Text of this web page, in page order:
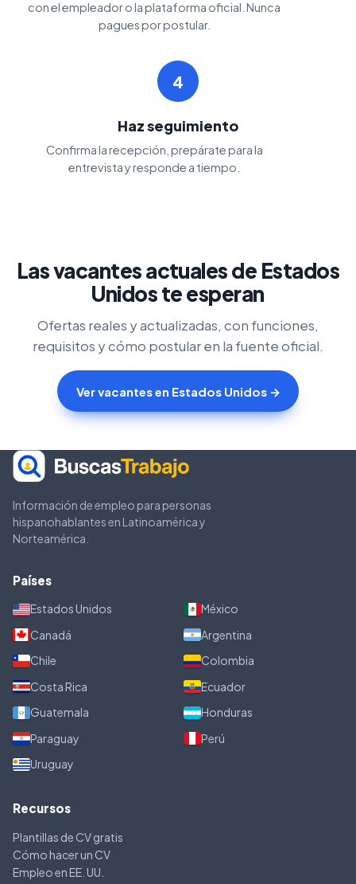
con el empleador o la plataforma oficial. Nunca
pagues por postular.
4
Haz seguimiento
Confirma la recepción, prepárate para la
entrevista y responde a tiempo.
Las vacantes actuales de Estados
Unidos te esperan
Ofertas reales y actualizadas, con funciones,
requisitos y cómo postular en la fuente oficial.
Ver vacantes en Estados Unidos →
Información de empleo para personas
hispanohablantes en Latinoamérica y
Norteamérica.
Países
Estados Unidos
México
Canadá
Argentina
Chile
Colombia
Costa Rica
Ecuador
Guatemala
Honduras
Paraguay
Perú
Uruguay
Recursos
Plantillas de CV gratis
Cómo hacer un CV
Empleo en EE. UU.